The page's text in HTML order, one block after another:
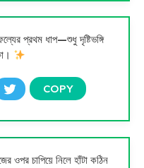
প্রথম ধাপ—শুধু দৃষ্টিভঙ্গি
ওপর চাপিয়ে নিলে হাঁটা কঠিন